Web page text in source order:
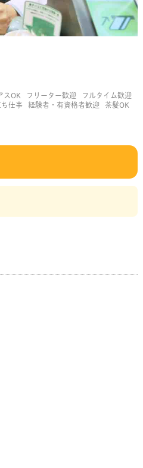
スOK フリーター歓迎
フルタイム歓迎
ち仕事 経験者・有資格者歓迎
茶髪OK